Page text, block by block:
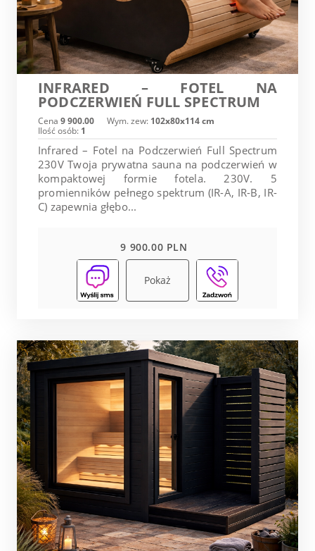
INFRARED – FOTEL NA
PODCZERWIEŃ FULL SPECTRUM
Cena 9 900.00 Wym. zew: 102x80x114 cm
Ilość osób: 1
Infrared – Fotel na Podczerwień Full Spectrum
230V Twoja prywatna sauna na podczerwień w
kompaktowej formie fotela. 230V. 5
promienników pełnego spektrum (IR-A, IR-B, IR-
C) zapewnia głębo...
9 900.00 PLN
Pokaż